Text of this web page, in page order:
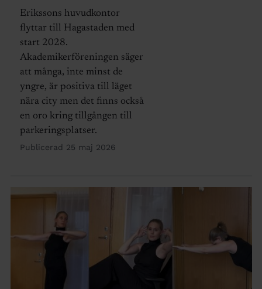
Erikssons huvudkontor
flyttar till Hagastaden med
start 2028.
Akademikerföreningen säger
att många, inte minst de
yngre, är positiva till läget
nära city men det finns också
en oro kring tillgången till
parkeringsplatser.
Publicerad 25 maj 2026